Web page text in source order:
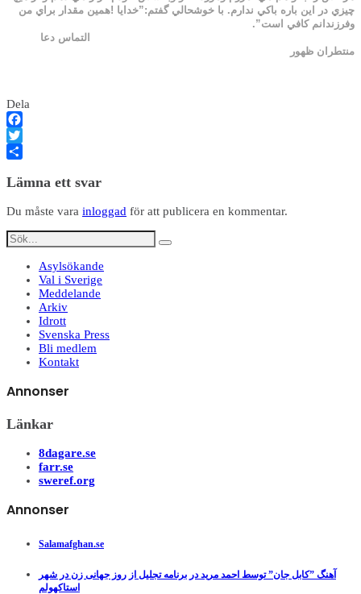
چيزي در اين باره باكي ندارم. با خوشحالي گفتم:”خدايا !همين مقدار براي من
وفرزندانم كافي است”.
التماس دعا
منتطران ظهور
Dela
Facebook
Twitter
Lämna ett svar
Du måste vara inloggad för att publicera en kommentar.
Asylsökande
Val i Sverige
Meddelande
Arkiv
Idrott
Svenska Press
Bli medlem
Kontakt
Annonser
Länkar
8dagare.se
farr.se
sweref.org
Annonser
Salamafghan.se
آهنگ ”کابل جان” توسط احمد مرید در برنامه تجلیل از روز جهانی زن در شهر
استاکهولم